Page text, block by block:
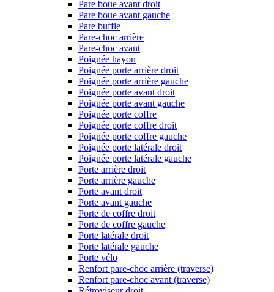
Pare boue avant droit
Pare boue avant gauche
Pare buffle
Pare-choc arrière
Pare-choc avant
Poignée hayon
Poignée porte arrière droit
Poignée porte arrière gauche
Poignée porte avant droit
Poignée porte avant gauche
Poignée porte coffre
Poignée porte coffre droit
Poignée porte coffre gauche
Poignée porte latérale droit
Poignée porte latérale gauche
Porte arrière droit
Porte arrière gauche
Porte avant droit
Porte avant gauche
Porte de coffre droit
Porte de coffre gauche
Porte latérale droit
Porte latérale gauche
Porte vélo
Renfort pare-choc arrière (traverse)
Renfort pare-choc avant (traverse)